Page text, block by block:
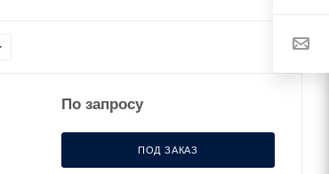
По запросу
ПОД ЗАКАЗ